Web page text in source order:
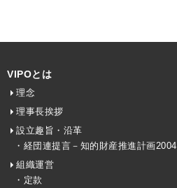
VIPOとは
理念
理事長挨拶
設立趣旨・沿革
・経団連提言－知的財産推進計画2004
組織運営
・定款